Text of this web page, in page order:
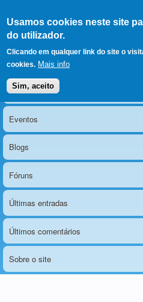
Usamos cookies neste site
do utilizador.
Clicando em qualquer link do site o
cookies. Mais info
Sim, aceito
O portal da
Menu principal
Notícias
Eventos
Blogs
Fóruns
Últimas entradas
Últimos comentários
Sobre o site